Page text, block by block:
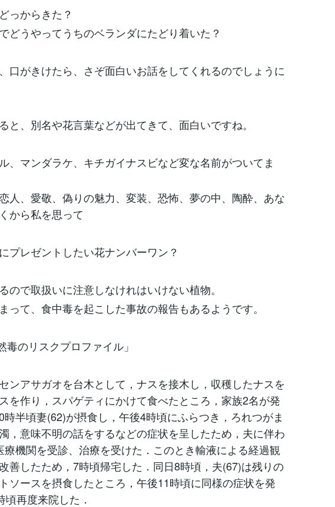
っからきた？
どうやってうちのベランダにたどり着いた？
口がきけたら、さぞ面白いお話をしてくれるのでしょうに
と、別名や花言葉などが出てきて、面白いですね。
、マンダラケ、キチガイナスビなど変な名前がついてま
人、愛敬、偽りの魅力、変装、恐怖、夢の中、陶酔、あな
から私を思って
プレゼントしたい花ナンバーワン？
ので取扱いに注意しなけれはいけない植物。
って、食中毒を起こした事故の報告もあるようです。
毒のリスクプロファイル」
ンアサガオを台木として，ナスを接木し，収穫したナスを
を作り，スパゲティにかけて食べたところ，家族2名が発
半頃妻(62)が摂食し，午後4時頃にふらつき，ろれつがま
，意味不明の話をするなどの症状を呈したため，夫に伴わ
療機関を受診、治療を受けた．このとき輸液による経過観
善したため，7時頃帰宅した．同日8時頃，夫(67)は残りの
ソースを摂食したところ，午後11時頃に同様の症状を発
再度来院した．